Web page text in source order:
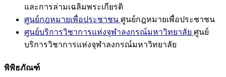
และการล่ามเฉลิมพระเกียรติ
ศูนย์กฎหมายเพื่อประชาชน ศูนย์กฎหมายเพื่อประชาชน
ศูนย์บริการวิชาการแห่งจุฬาลงกรณ์มหาวิทยาลัย ศูนย์
บริการวิชาการแห่งจุฬาลงกรณ์มหาวิทยาลัย
พิพิธภัณฑ์